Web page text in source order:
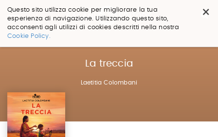
×
Questo sito utilizza cookie per migliorare la tua
esperienza di navigazione. Utilizzando questo sito,
acconsenti agli utilizzi di cookies descritti nella nostra
Cookie Policy.
Salta
La treccia
Laetitia Colombani